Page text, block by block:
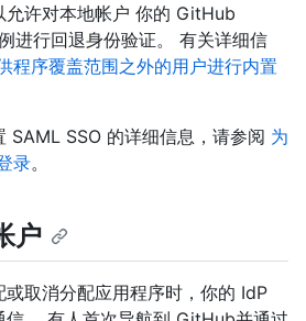
允许对本地帐户 你的 GitHub
进行回退身份验证。 有关详细信
程序覆盖范围之外的用户进行内置
SSO 的详细信息，请参阅 为
录。
户
取消分配应用程序时，你的 IdP